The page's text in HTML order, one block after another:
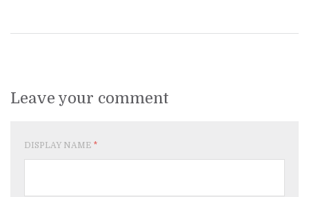
Leave your comment
DISPLAY NAME *